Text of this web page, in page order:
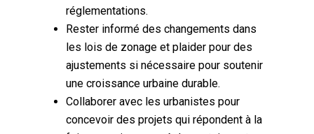
réglementations.
Rester informé des changements dans
les lois de zonage et plaider pour des
ajustements si nécessaire pour soutenir
une croissance urbaine durable.
Collaborer avec les urbanistes pour
concevoir des projets qui répondent à la